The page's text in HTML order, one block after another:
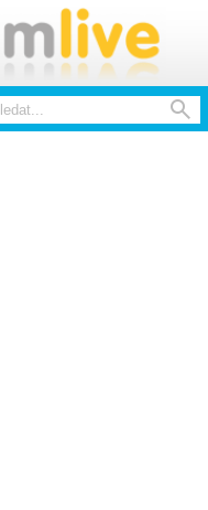
